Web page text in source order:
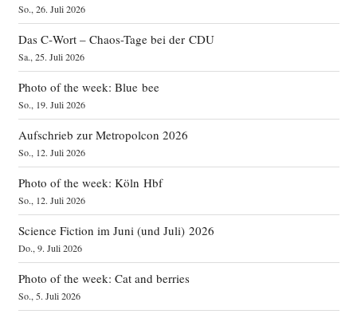
So., 26. Juli 2026
Das C‑Wort – Chaos-Tage bei der CDU
Sa., 25. Juli 2026
Photo of the week: Blue bee
So., 19. Juli 2026
Aufschrieb zur Metropolcon 2026
So., 12. Juli 2026
Photo of the week: Köln Hbf
So., 12. Juli 2026
Science Fiction im Juni (und Juli) 2026
Do., 9. Juli 2026
Photo of the week: Cat and berries
So., 5. Juli 2026